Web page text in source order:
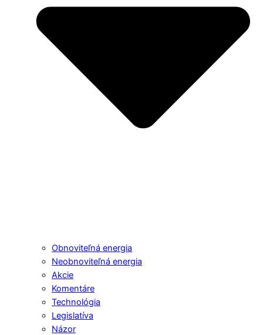
Obnoviteľná energia
Neobnoviteľná energia
Akcie
Komentáre
Technológia
Legislatíva
Názor